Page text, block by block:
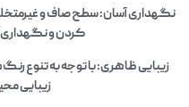
نگهداری آسان: سطح صاف و
کردن و نگهداری
زیبایی ظاهری: با توجه به تنوع
زیبایی